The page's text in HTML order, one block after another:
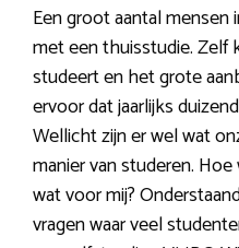
Een groot aantal mensen
met een thuisstudie. Zelf
studeert en het grote
ervoor dat jaarlijks
Wellicht zijn er wel wat
manier van studeren.
wat voor mij?
vragen waar veel